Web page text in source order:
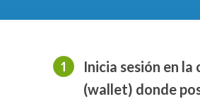
Inicia sesión en la
(wallet) donde